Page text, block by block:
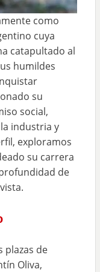
como
cuya
catapultado al
humildes
su
social,
industria y
exploramos
su carrera
de
plazas de
Oliva,